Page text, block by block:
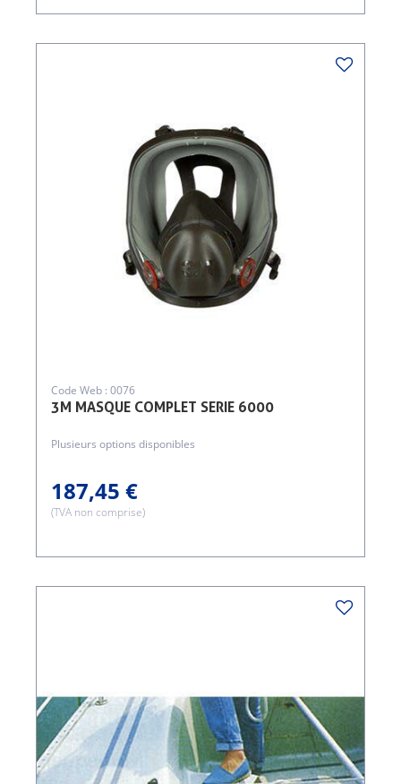
3M MASQUE COMPLET SERIE 6000
Code Web : 0076
Plusieurs options disponibles
187,45 €
(TVA non comprise)